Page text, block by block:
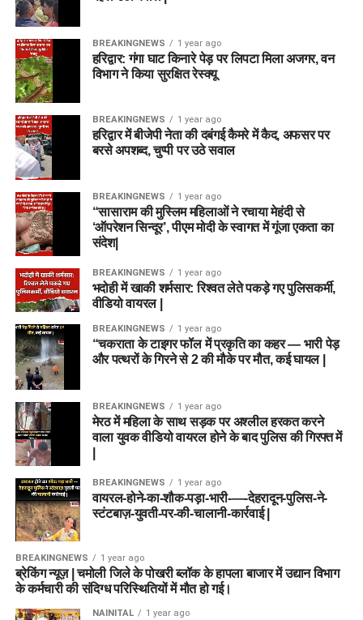
BREAKINGNEWS 1 year ago
हरिद्वार: गंगा घाट किनारे पेड़ पर लिपटा मिला अजगर, वन
विभाग ने किया सुरक्षित रेस्क्यू
BREAKINGNEWS 1 year ago
हरिद्वार में बीजेपी नेता की दबंगई कैमरे में कैद, अफसर पर
बरसे अपशब्द, चुप्पी पर उठे सवाल
BREAKINGNEWS 1 year ago
“सासाराम की मुस्लिम महिलाओं ने रचाया मेहंदी से
‘ऑपरेशन सिन्दूर’, पीएम मोदी के स्वागत में गूंजा एकता का
संदेश|
BREAKINGNEWS 1 year ago
भदोही में खाकी शर्मसार: रिश्वत लेते पकड़े गए पुलिसकर्मी,
वीडियो वायरल |
BREAKINGNEWS 1 year ago
“चकराता के टाइगर फॉल में प्रकृति का कहर — भारी पेड़
और पत्थरों के गिरने से 2 की मौके पर मौत, कई घायल |
BREAKINGNEWS 1 year ago
मेरठ में महिला के साथ सड़क पर अश्लील हरकत करने
वाला युवक वीडियो वायरल होने के बाद पुलिस की गिरफ्त में
BREAKINGNEWS 1 year ago
वायरल-होने-का-शौक-पड़ा-भारी-—-देहरादून-पुलिस-ने-
स्टंटबाज़-युवती-पर-की-चालानी-कार्रवाई |
BREAKINGNEWS 1 year ago
ब्रेकिंग न्यूज़ | चमोली जिले के पोखरी ब्लॉक के हापला बाजार में उद्यान विभाग
के कर्मचारी की संदिग्ध परिस्थितियों में मौत हो गई।
NAINITAL 1 year ago